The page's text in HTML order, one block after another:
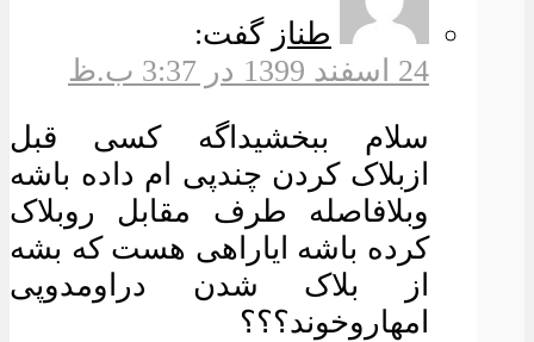
طناز گفت:
24 اسفند 1399 در 3:37 ب.ظ
سلام ببخشیداگه کسی قبل
ازبلاک کردن چندپی ام داده باشه
وبلافاصله طرف مقابل روبلاک
کرده باشه ایاراهی هست که بشه
از بلاک شدن دراومدوپی
امهاروخوند؟؟؟